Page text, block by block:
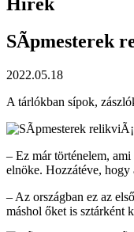
SÃ­pmesterek
2022.05.18
A tárlókban sípok,
– Ez már történelem,
elnöke. Hozzátéve, hogy
– Az országban ez az
máshol őket is sztárként